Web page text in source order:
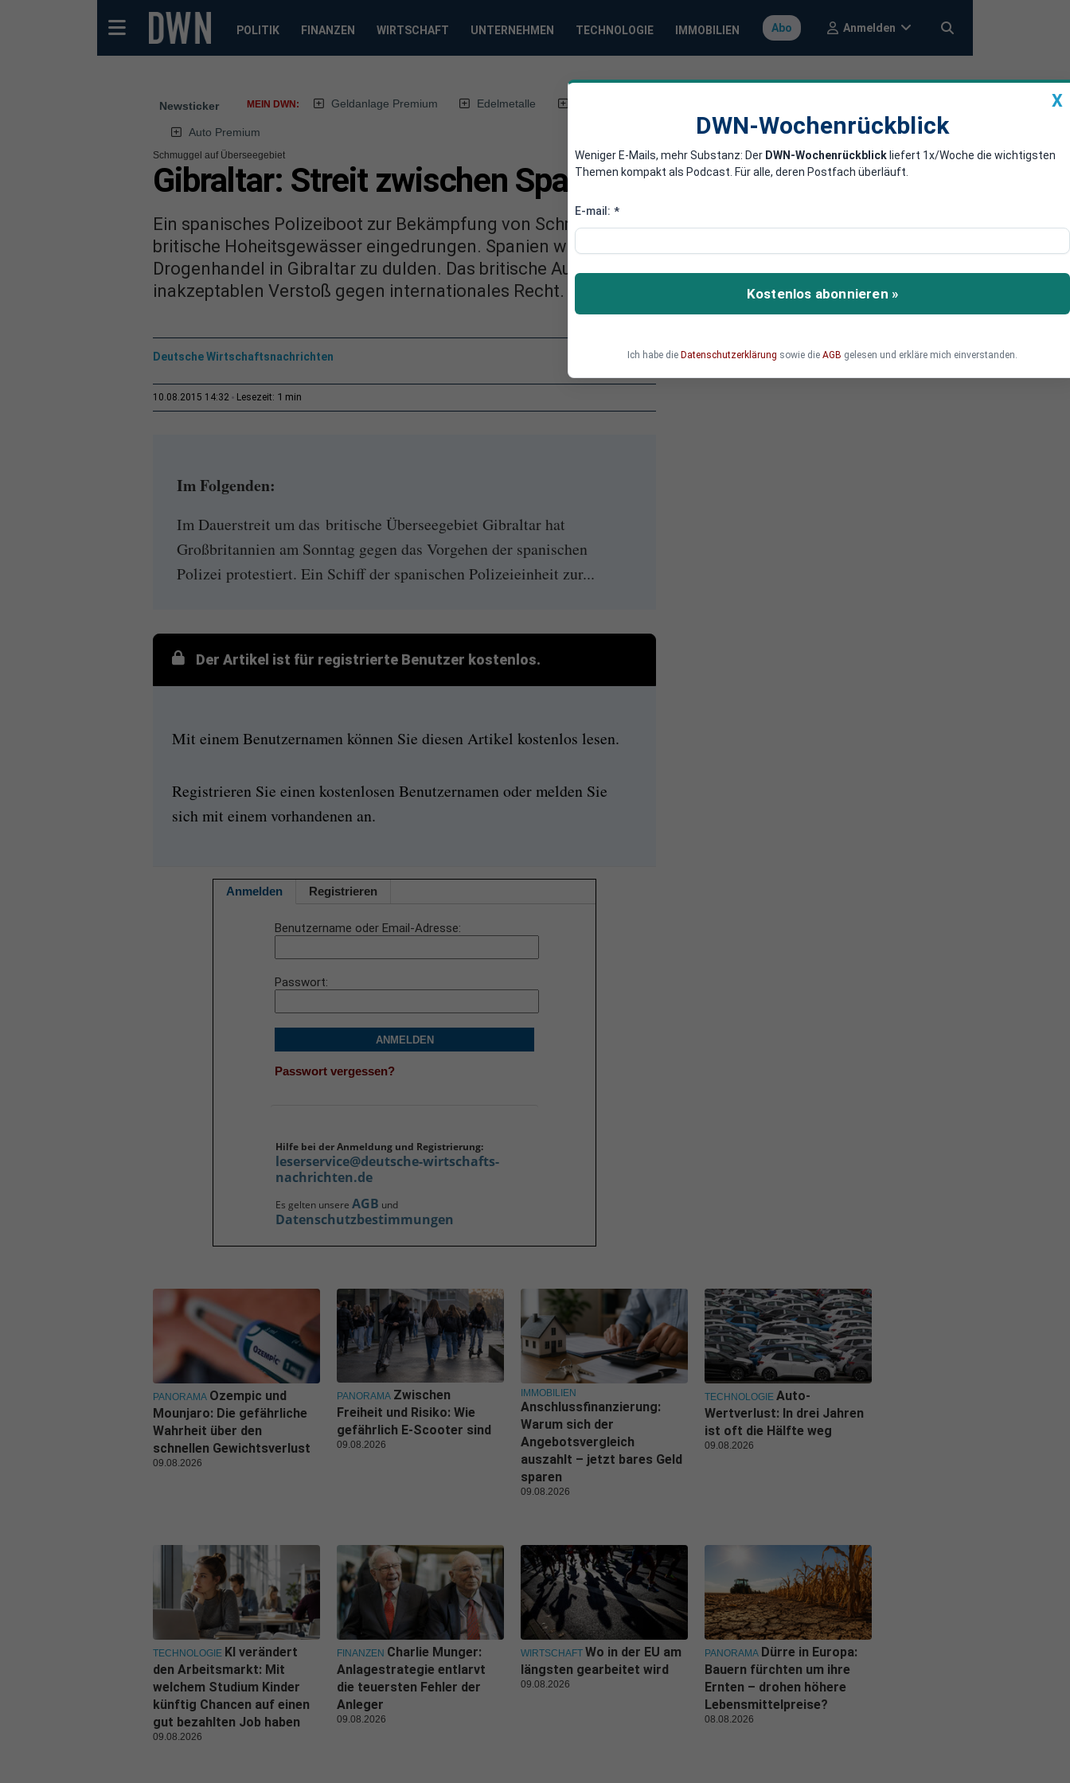
POLITIK FINANZEN WIRTSCHAFT UNTERNEHMEN TECHNOLOGIE IMMOBILIEN Abo Anmelden
Newsticker MEIN DWN: Geldanlage Premium Edelmetalle
Auto Premium
Schmuggel auf Überseegebiet
Gibraltar: Streit zwischen Spanien und Großbritannien
Ein spanisches Polizeiboot zur Bekämpfung von Schmugglern ist am Sonntag unerlaubt in
britische Hoheitsgewässer eingedrungen. Spanien wirft Großbritannien vor, Geldwäsche und
Drogenhandel in Gibraltar zu dulden. Das britische Außenministerium kritisierte die Mission als
inakzeptablen Verstoß gegen internationales Recht.
Deutsche Wirtschaftsnachrichten
10.08.2015 14:32 Lesezeit: 1 min
Im Folgenden:
Im Dauerstreit um das britische Überseegebiet Gibraltar hat
Großbritannien am Sonntag gegen das Vorgehen der spanischen
Polizei protestiert. Ein Schiff der spanischen Polizeieinheit zur...
Der Artikel ist für registrierte Benutzer kostenlos.
Mit einem Benutzernamen können Sie diesen Artikel kostenlos lesen.
Registrieren Sie einen kostenlosen Benutzernamen oder melden Sie
sich mit einem vorhandenen an.
Anmelden Registrieren
Benutzername oder Email-Adresse
Passwort
ANMELDEN
Passwort vergessen?
Hilfe bei der Anmeldung und Registrierung:
leserservice@deutsche-wirtschafts-
nachrichten.de
Es gelten unsere AGB und
Datenschutzbestimmungen
X
DWN-Wochenrückblick
Weniger E-Mails, mehr Substanz: Der DWN-Wochenrückblick liefert 1x/Woche die wichtigsten
Themen kompakt als Podcast. Für alle, deren Postfach überläuft.
E-mail: *
Kostenlos abonnieren »
Ich habe die Datenschutzerklärung sowie die AGB gelesen und erkläre mich einverstanden.
PANORAMA Ozempic und
Mounjaro: Die gefährliche
Wahrheit über den
schnellen Gewichtsverlust
09.08.2026
PANORAMA Zwischen
Freiheit und Risiko: Wie
gefährlich E-Scooter sind
09.08.2026
IMMOBILIEN
Anschlussfinanzierung:
Warum sich der
Angebotsvergleich
auszahlt – jetzt bares Geld
sparen
09.08.2026
TECHNOLOGIE Auto-
Wertverlust: In drei Jahren
ist oft die Hälfte weg
09.08.2026
TECHNOLOGIE KI verändert
den Arbeitsmarkt: Mit
welchem Studium Kinder
künftig Chancen auf einen
gut bezahlten Job haben
09.08.2026
FINANZEN Charlie Munger:
Anlagestrategie entlarvt
die teuersten Fehler der
Anleger
09.08.2026
WIRTSCHAFT Wo in der EU am
längsten gearbeitet wird
09.08.2026
PANORAMA Dürre in Europa:
Bauern fürchten um ihre
Ernten – drohen höhere
Lebensmittelpreise?
08.08.2026